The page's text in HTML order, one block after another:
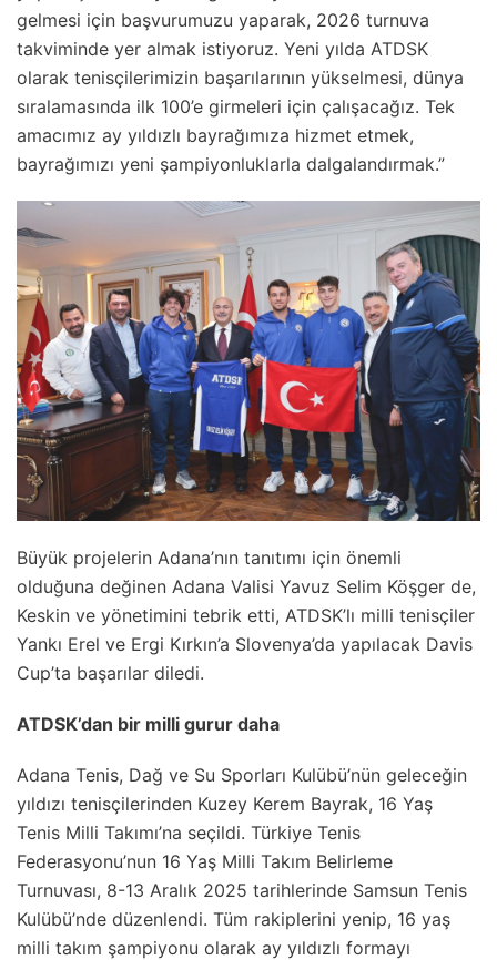
gelmesi için başvurumuzu yaparak, 2026 turnuva
takviminde yer almak istiyoruz. Yeni yılda ATDSK
olarak tenisçilerimizin başarılarının yükselmesi, dünya
sıralamasında ilk 100’e girmeleri için çalışacağız. Tek
amacımız ay yıldızlı bayrağımıza hizmet etmek,
bayrağımızı yeni şampiyonluklarla dalgalandırmak.”
Büyük projelerin Adana’nın tanıtımı için önemli
olduğuna değinen Adana Valisi Yavuz Selim Köşger de,
Keskin ve yönetimini tebrik etti, ATDSK’lı milli tenisçiler
Yankı Erel ve Ergi Kırkın’a Slovenya’da yapılacak Davis
Cup’ta başarılar diledi.
ATDSK’dan bir milli gurur daha
Adana Tenis, Dağ ve Su Sporları Kulübü’nün geleceğin
yıldızı tenisçilerinden Kuzey Kerem Bayrak, 16 Yaş
Tenis Milli Takımı’na seçildi. Türkiye Tenis
Federasyonu’nun 16 Yaş Milli Takım Belirleme
Turnuvası, 8-13 Aralık 2025 tarihlerinde Samsun Tenis
Kulübü’nde düzenlendi. Tüm rakiplerini yenip, 16 yaş
milli takım şampiyonu olarak ay yıldızlı formayı